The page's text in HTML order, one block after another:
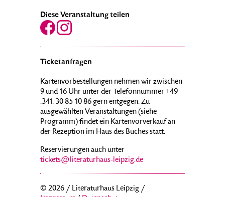
Diese Veranstaltung teilen
Ticketanfragen
Kartenvorbestellungen nehmen wir zwischen
9 und 16 Uhr unter der Telefonnummer +49
.341. 30 85 10 86 gern entgegen. Zu
ausgewählten Veranstaltungen (siehe
Programm) findet ein Kartenvorverkauf an
der Rezeption im Haus des Buches statt.
Reservierungen auch unter
tickets@literaturhaus-leipzig.de
© 2026 / Literaturhaus Leipzig /